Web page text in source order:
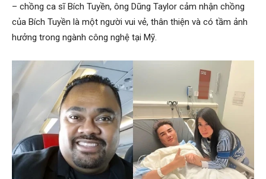
– chồng ca sĩ Bích Tuyền, ông Dũng Taylor cảm nhận chồng
của Bích Tuyền là một người vui vẻ, thân thiện và có tầm ảnh
hưởng trong ngành công nghệ tại Mỹ.